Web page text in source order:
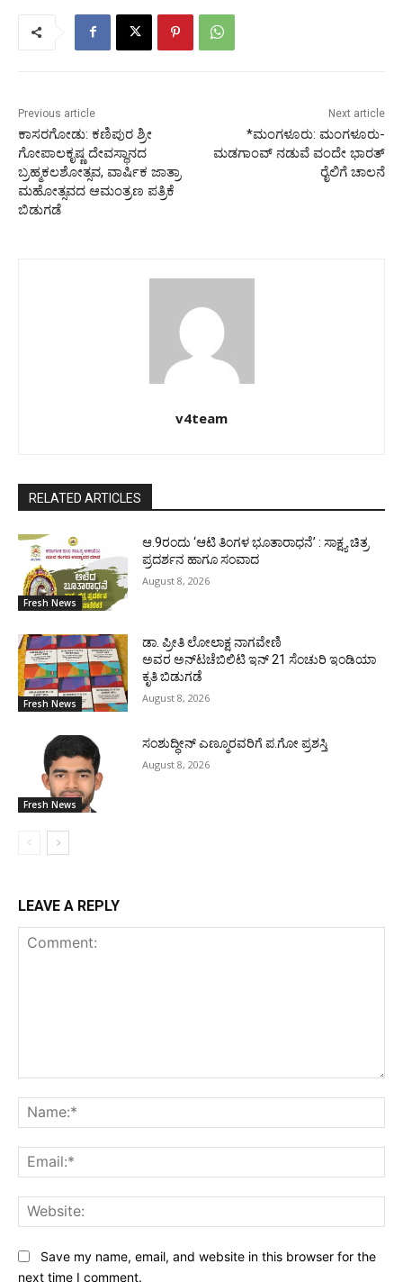
Previous article
ಕಾಸರಗೋಡು: ಕಣಿಪುರ ಶ್ರೀ
ಗೋಪಾಲಕೃಷ್ಣ ದೇವಸ್ಥಾನದ
ಬ್ರಹ್ಮಕಲಶೋತ್ಸವ, ವಾರ್ಷಿಕ ಜಾತ್ರಾ
ಮಹೋತ್ಸವದ ಆಮಂತ್ರಣ ಪತ್ರಿಕೆ
ಬಿಡುಗಡೆ
Next article
*ಮಂಗಳೂರು: ಮಂಗಳೂರು-
ಮಡಗಾಂವ್ ನಡುವೆ ವಂದೇ ಭಾರತ್
ರೈಲಿಗೆ ಚಾಲನೆ
v4team
RELATED ARTICLES
Fresh News
ಆ.9ರಂದು ‘ಆಟಿ ತಿಂಗಳ ಭೂತಾರಾಧನೆ’ : ಸಾಕ್ಷ್ಯ ಚಿತ್ರ
ಪ್ರದರ್ಶನ ಹಾಗೂ ಸಂವಾದ
August 8, 2026
Fresh News
ಡಾ. ಪ್ರೀತಿ ಲೋಲಾಕ್ಷ ನಾಗವೇಣಿ
ಅವರ ಅನ್‌ಟಚೆಬಿಲಿಟಿ ಇನ್ 21 ಸೆಂಚುರಿ ಇಂಡಿಯಾ
ಕೃತಿ ಬಿಡುಗಡೆ
August 8, 2026
Fresh News
ಸಂಶುದ್ಧೀನ್ ಎಣ್ಮೂರವರಿಗೆ ಪ.ಗೋ ಪ್ರಶಸ್ತಿ
August 8, 2026
LEAVE A REPLY
Save my name, email, and website in this browser for the
next time I comment.